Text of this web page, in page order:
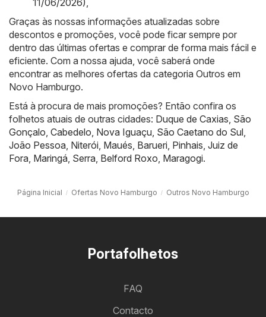
Graças às nossas informações atualizadas sobre
descontos e promoções, você pode ficar sempre por
dentro das últimas ofertas e comprar de forma mais fácil e
eficiente. Com a nossa ajuda, você saberá onde
encontrar as melhores ofertas da categoria Outros em
Novo Hamburgo.
Está à procura de mais promoções? Então confira os
folhetos atuais de outras cidades: Duque de Caxias São
Gonçalo Cabedelo Nova Iguaçu São Caetano do Sul
João Pessoa Niterói Maués Barueri Pinhais Juiz de
Fora Maringá Serra Belford Roxo Maragogi.
Página Inicial Ofertas Novo Hamburgo Outros Novo Hamburgo
Portafolhetos
FAQ
Contacto